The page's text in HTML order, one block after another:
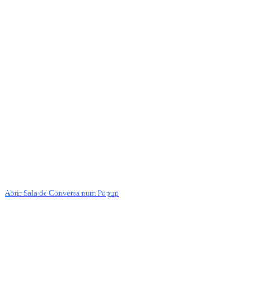
Abrir Sala de Conversa num Popup